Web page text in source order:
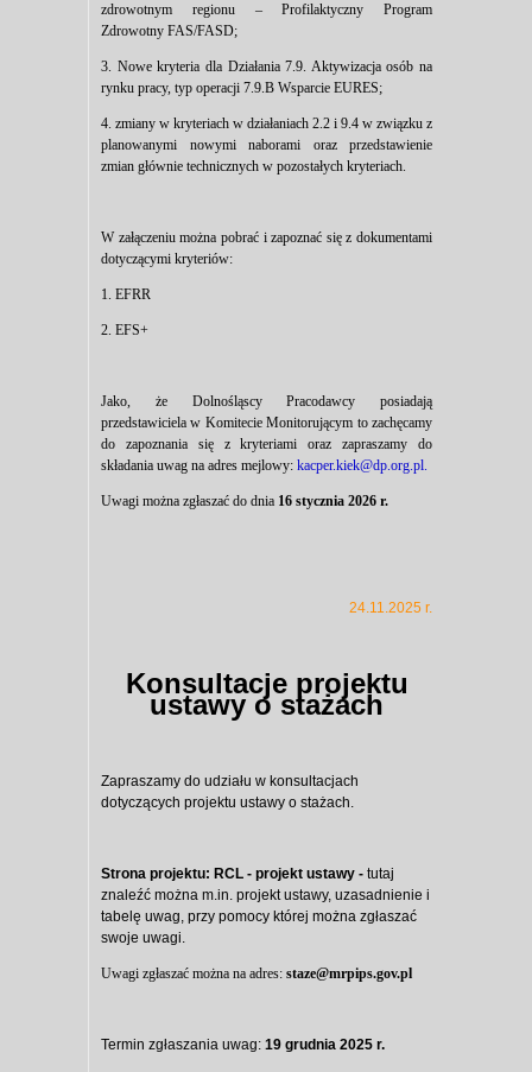
zdrowotnym regionu – Profilaktyczny Program
Zdrowotny FAS/FASD;
3. Nowe kryteria dla Działania 7.9. Aktywizacja osób na
rynku pracy, typ operacji 7.9.B Wsparcie EURES;
4. zmiany w kryteriach w działaniach 2.2 i 9.4 w związku z
planowanymi nowymi naborami oraz przedstawienie
zmian głównie technicznych w pozostałych kryteriach.
W załączeniu można pobrać i zapoznać się z dokumentami
dotyczącymi kryteriów:
1. EFRR
2. EFS+
Jako, że Dolnośląscy Pracodawcy posiadają
przedstawiciela w Komitecie Monitorującym to zachęcamy
do zapoznania się z kryteriami oraz zapraszamy do
składania uwag na adres mejlowy: kacper.kiek@dp.org.pl.
Uwagi można zgłaszać do dnia 16 stycznia 2026 r.
24.11.2025 r.
Konsultacje projektu
ustawy o stażach
Zapraszamy do udziału w konsultacjach
dotyczących projektu ustawy o stażach.
Strona projektu: RCL - projekt ustawy - tutaj
znaleźć można m.in. projekt ustawy, uzasadnienie i
tabelę uwag, przy pomocy której można zgłaszać
swoje uwagi.
Uwagi zgłaszać można na adres: staze@mrpips.gov.pl
Termin zgłaszania uwag: 19 grudnia 2025 r.